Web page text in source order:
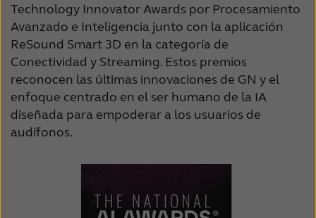
Technology Innovator Awards por Procesamiento
Avanzado e Inteligencia junto con la aplicación
ReSound Smart 3D en la categoría de
Conectividad y Streaming. Estos premios
reconocen las últimas innovaciones de GN y el
enfoque centrado en el ser humano de la IA
diseñada para empoderar a los usuarios de
audífonos.